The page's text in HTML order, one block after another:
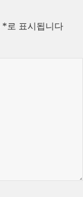
*로 표시됩니다